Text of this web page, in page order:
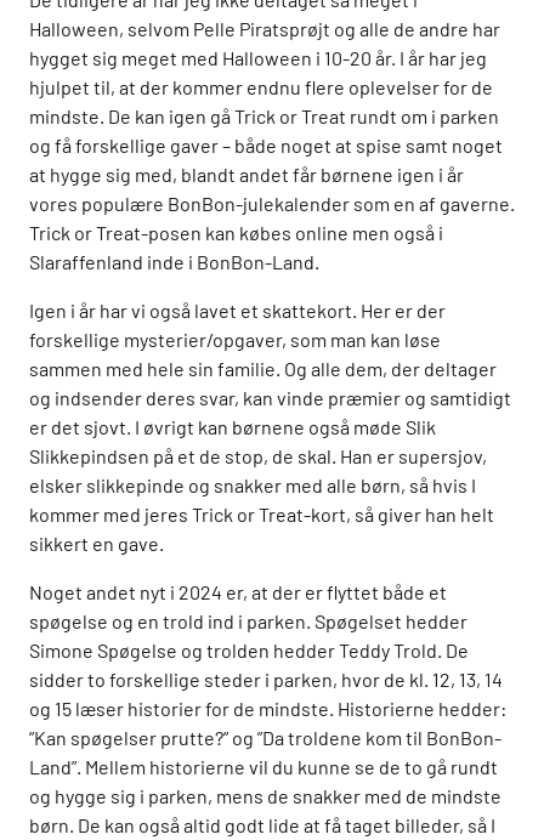
Halloween, selvom Pelle Piratsprøjt og alle de andre har
hygget sig meget med Halloween i 10-20 år. I år har jeg
hjulpet til, at der kommer endnu flere oplevelser for de
mindste. De kan igen gå Trick or Treat rundt om i parken
og få forskellige gaver – både noget at spise samt noget
at hygge sig med, blandt andet får børnene igen i år
vores populære BonBon-julekalender som en af gaverne.
Trick or Treat-posen kan købes online men også i
Slaraffenland inde i BonBon-Land.
Igen i år har vi også lavet et skattekort. Her er der
forskellige mysterier/opgaver, som man kan løse
sammen med hele sin familie. Og alle dem, der deltager
og indsender deres svar, kan vinde præmier og samtidigt
er det sjovt. I øvrigt kan børnene også møde Slik
Slikkepindsen på et de stop, de skal. Han er supersjov,
elsker slikkepinde og snakker med alle børn, så hvis I
kommer med jeres Trick or Treat-kort, så giver han helt
sikkert en gave.
Noget andet nyt i 2024 er, at der er flyttet både et
spøgelse og en trold ind i parken. Spøgelset hedder
Simone Spøgelse og trolden hedder Teddy Trold. De
sidder to forskellige steder i parken, hvor de kl. 12, 13, 14
og 15 læser historier for de mindste. Historierne hedder:
”Kan spøgelser prutte?” og ”Da troldene kom til BonBon-
Land”. Mellem historierne vil du kunne se de to gå rundt
og hygge sig i parken, mens de snakker med de mindste
børn. De kan også altid godt lide at få taget billeder, så I